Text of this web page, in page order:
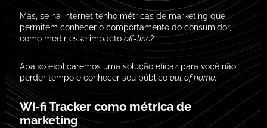
Mas, se na internet tenho métricas de marketing que
permitem conhecer o comportamento do consumidor,
como medir esse impactooff-line?
Abaixo explicaremos uma solução eficaz para você não
perder tempo e conhecer seu públicoout of home.
Wi-fi Tracker como métrica de
marketing